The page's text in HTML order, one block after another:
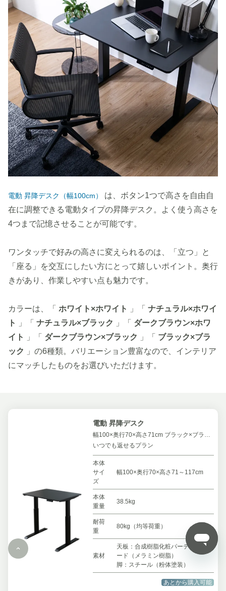
電動 昇降デスク（幅100cm）
は、ボタン1つで高さを自由自
在に調整できる電動タイプの昇降デスク。よく使う高さを
4つまで記憶させることが可能です。
ワンタッチで好みの高さに変えられるのは、「立つ」と
「座る」を交互にしたい方にとって嬉しいポイント。奥行
きがあり、作業しやすい点も魅力です。
カラーは、「 ホワイト×ホワイト 」「 ナチュラル×ホワイ
ト
」「 ナチュラル×ブラック 」「 ダークブラウン×ホワ
イト
」「 ダークブラウン×ブラック 」「 ブラック×ブラ
ック
」の6種類。バリエーション豊富なので、インテリア
にマッチしたものをお選びいただけます。
電動 昇降デスク
幅100×奥行70×高さ71cm ブラック×ブラック
いつでも返せるプラン
本体
サイ
ズ
幅100×奥行70×高さ71～117cm
本体
重量
38.5kg
耐荷
重
80kg（均等荷重）
素材
天板：合成樹脂化粧パーティクルボ
ード（メラミン樹脂）
脚：スチール（粉体塗装）
あとから購入可能